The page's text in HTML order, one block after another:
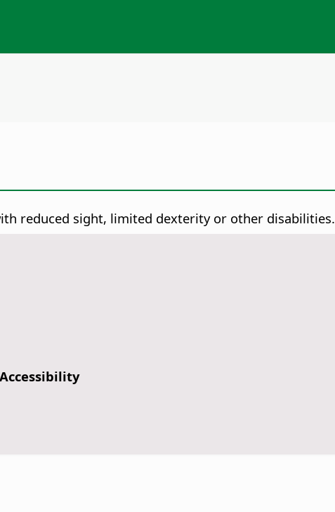
reduced sight, limited dexterity or other disabilities.